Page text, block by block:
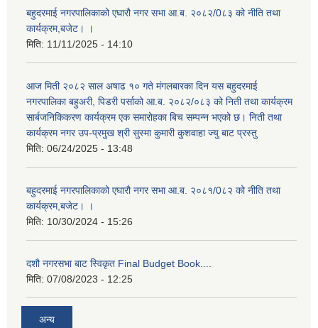
बहुदरमाई नगरपालिकाको एघारौ नगर सभा आ.ब. २०८२/0८३ को नीति तथा
कार्यक्रम,बजेट। ।
मिति: 11/11/2025 - 14:10
आज मिती २०८२ साल अषाढ १० गते मंगलबारका दिन यस बहुदरमाई
नगरपालिका बहुअरी, पिडरी पर्साको आ.ब. २०८२/०८३ को निती तथा कार्यक्रम
सार्बजनिकिकरण कार्यक्रम एक समारोहका बिच सम्पन्न भएको छ। निती तथा
कार्यक्रम नगर उप-प्रमुख श्री सुस्मा कुमारी कुशवाहा ज्यु बाट प्रस्तु
मिति: 06/24/2025 - 13:48
बहुदरमाई नगरपालिकाको एघारौ नगर सभा आ.ब. २०८१/0८२ को नीति तथा
कार्यक्रम,बजेट। ।
मिति: 10/30/2024 - 15:26
दशौ नगरसभा बाट स्विकृत Final Budget Book....
मिति: 07/08/2023 - 12:25
अन्य